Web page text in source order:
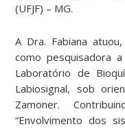
(UFJF) – MG.
A Dra. Fabiana
como pesquisadora
Laboratório de
Labiosignal, sob
Zamoner.
“Envolvimento dos